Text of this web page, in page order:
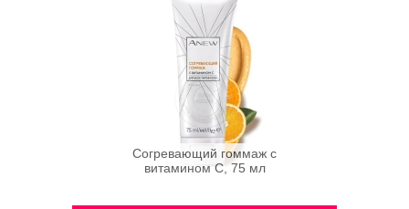
Согревающий гоммаж с
витамином С, 75 мл